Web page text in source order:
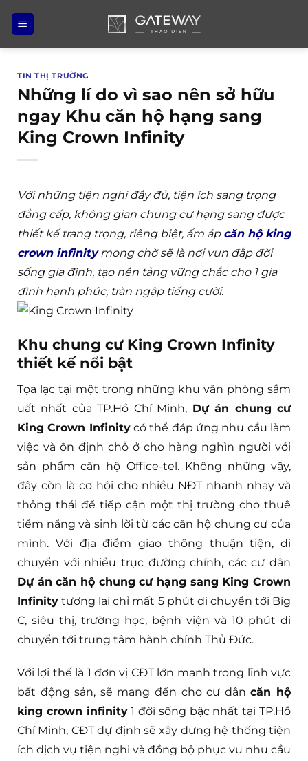
qua
nội
TIN THỊ TRƯỜNG
Những lí do vì sao nên sở hữu
ngay Khu căn hộ hạng sang
King Crown Infinity
Với những tiện nghi đầy đủ, tiện ích sang trọng
đẳng cấp, không gian chung cư hạng sang được
thiết kế trang trọng, riêng biệt, ấm áp căn hộ king
crown infinitymong chờ sẽ là nơi vun đắp đời
sống gia đình, tạo nền tảng vững chắc cho 1 gia
đình hạnh phúc, tràn ngập tiếng cười.
Khu chung cư King Crown Infinity
thiết kế nổi bật
Tọa lạc tại một trong những khu văn phòng sầm
uất nhất của TP.Hồ Chí Minh, Dự án chung cư
King Crown Infinitycó thể đáp ứng nhu cầu làm
việc và ổn định chỗ ở cho hàng nghìn người với
sản phẩm căn hộ Office-tel. Không những vậy,
đây còn là cơ hội cho nhiều NĐT nhanh nhạy và
thông thái để tiếp cận một thị trường cho thuê
tiềm năng và sinh lời từ các căn hộ chung cư của
mình. Với địa điểm giao thông thuận tiện, di
chuyển với nhiều trục đường chính, các cư dân
Dự án căn hộ chung cư hạng sang King Crown
Infinity tương lai chỉ mất 5 phút di chuyển tới Big
C, siêu thị, trường học, bệnh viện và 10 phút di
chuyển tới trung tâm hành chính Thủ Đức.
Với lợi thế là 1 đơn vị CĐT lớn mạnh trong lĩnh vực
bất động sản, sẽ mang đến cho cư dâncăn hộ
king crown infinity1 đời sống bậc nhất tại TP.Hồ
Chí Minh, CĐT dự định sẽ xây dựng hệ thống tiện
ích dịch vụ tiện nghi và đồng bộ phục vụ nhu cầu